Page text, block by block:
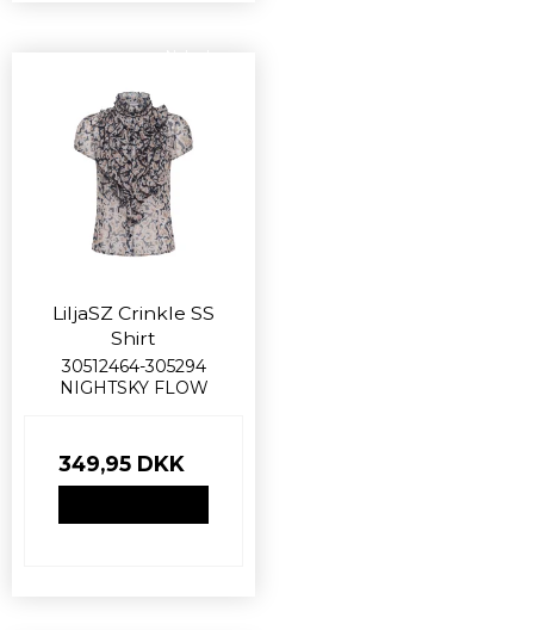
LiljaSZ Crinkle SS
Shirt
30512464-305294
NIGHTSKY FLOW
349,95 DKK